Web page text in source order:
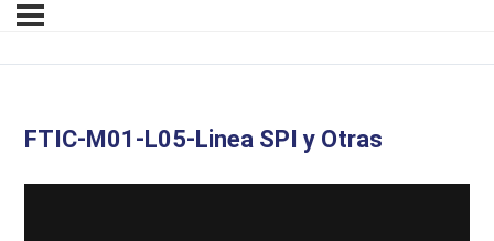
FTIC-M01-L05-Linea SPI y Otras